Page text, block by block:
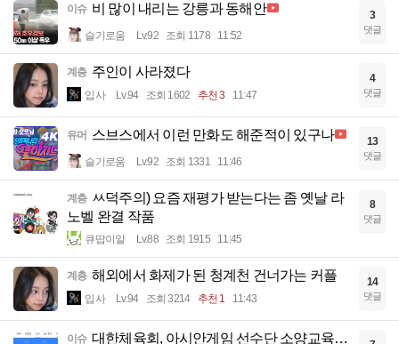
이슈 비 많이 내리는 강릉과 동해안
슬기로움 Lv.92 조회 1178 11:52
3
댓글
계층 주인이 사라졌다
입사 Lv.94 조회 1602 추천 3 11:47
4
댓글
유머 스브스에서 이런 만화도 해준적이 있구나
슬기로움 Lv.92 조회 1331 11:46
13
댓글
계층 ㅆ덕주의) 요즘 재평가 받는다는 좀 옛날 라
노벨 완결 작품
큐땁이알 Lv.88 조회 1915 11:45
8
댓글
계층 해외에서 화제가 된 청계천 건너가는 커플
입사 Lv.94 조회 3214 추천 1 11:43
14
댓글
이슈 대한체육회, 아시안게임 선수단 소양교육…